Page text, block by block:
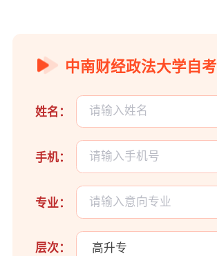
中南财经政法大学自考
姓名：
手机：
专业：
层次：